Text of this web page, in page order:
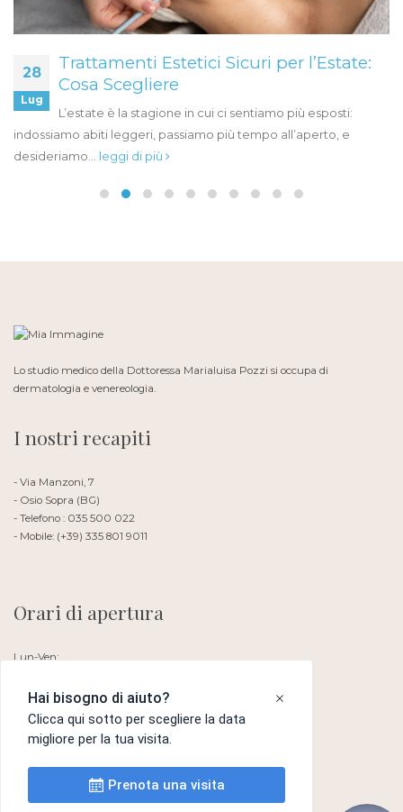
28
Lug
Trattamenti Estetici Sicuri per l’Estate:
Cosa Scegliere
L’estate è la stagione in cui ci sentiamo più esposti:
indossiamo abiti leggeri, passiamo più tempo all’aperto, e
desideriamo... leggi di più
Lo studio medico della Dottoressa Marialuisa Pozzi si occupa di
dermatologia e venereologia.
I nostri recapiti
- Via Manzoni, 7
- Osio Sopra (BG)
- Telefono : 035 500 022
- Mobile: (+39) 335 801 9011
Orari di apertura
Lun-Ven:
Sabato e Domenica: Chiuso